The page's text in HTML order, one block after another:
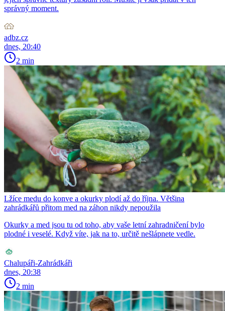
správný moment.
adbz.cz
dnes, 20:40
2 min
Lžíce medu do konve a okurky plodí až do října. Většina
zahrádkářů přitom med na záhon nikdy nepoužila
Okurky a med jsou tu od toho, aby vaše letní zahradničení bylo
plodné i veselé. Když víte, jak na to, určitě nešlápnete vedle.
Chalupáři-Zahrádkáři
dnes, 20:38
2 min